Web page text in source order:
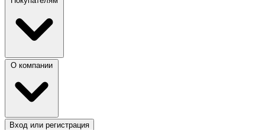
Вход или регистрация